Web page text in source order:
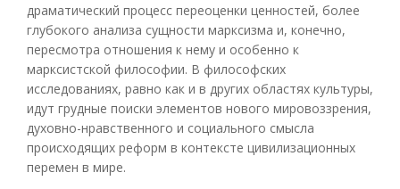
драматический процесс переоценки ценностей, более
глубокого анализа сущности марксизма и, конечно,
пересмотра отношения к нему и особенно к
марксистской философии. В философских
исследованиях, равно как и в других областях культуры,
идут грудные поиски элементов нового мировоззрения,
духовно-нравственного и социального смысла
происходящих реформ в контексте цивилизационных
перемен в мире.